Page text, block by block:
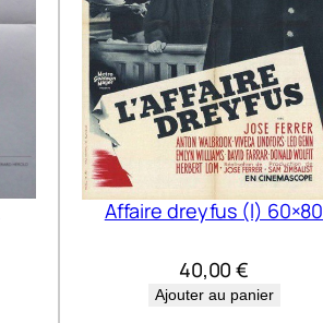
Affaire dreyfus (l) 60×80
40,00€
Ajouter au panier